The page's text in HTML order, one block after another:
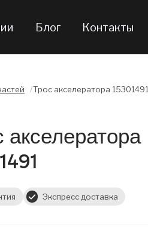
Блог Контакты
/Трос акселератора 15301491
акселератора
Экспресс доставка